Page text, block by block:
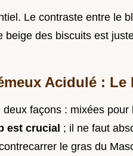
Le contraste entre le
beige des biscuits est
Acidulé : Le
façons : mixées
est crucial ; il ne faut
le gras du